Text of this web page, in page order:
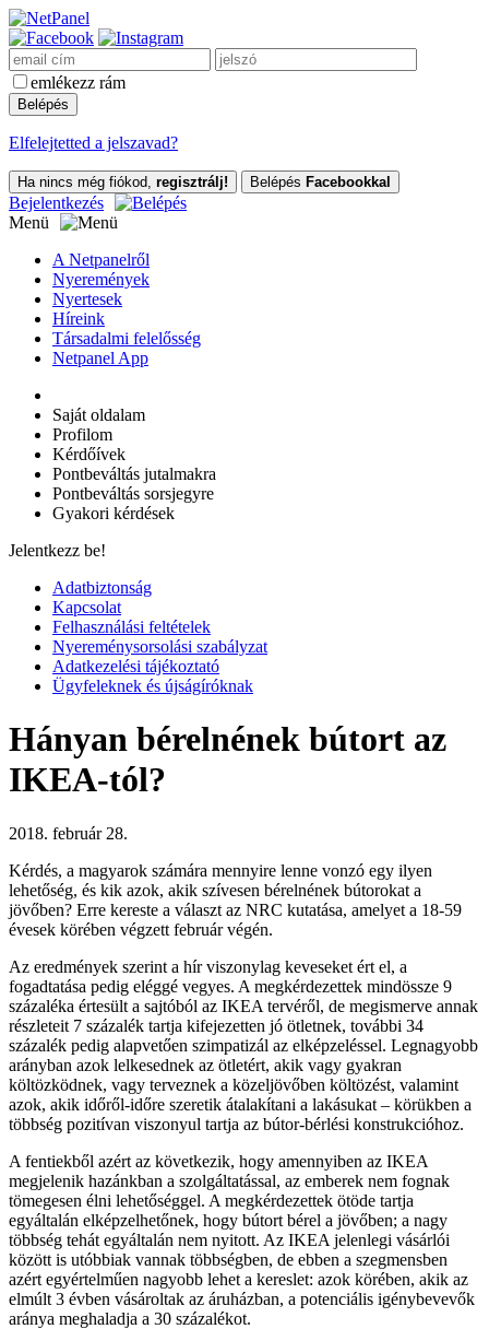
emlékezz rám
Elfelejtetted a jelszavad?
Ha nincs még fiókod, regisztrálj! Belépés Facebookkal
Bejelentkezés
Menü
A Netpanelről
Nyeremények
Nyertesek
Híreink
Társadalmi felelősség
Netpanel App
Saját oldalam
Profilom
Kérdőívek
Pontbeváltás jutalmakra
Pontbeváltás sorsjegyre
Gyakori kérdések
Jelentkezz be!
Adatbiztonság
Kapcsolat
Felhasználási feltételek
Nyereménysorsolási szabályzat
Adatkezelési tájékoztató
Ügyfeleknek és újságíróknak
Hányan bérelnének bútort az
IKEA-tól?
2018. február 28.
Kérdés, a magyarok számára mennyire lenne vonzó egy ilyen
lehetőség, és kik azok, akik szívesen bérelnének bútorokat a
jövőben? Erre kereste a választ az NRC kutatása, amelyet a 18-59
évesek körében végzett február végén.
Az eredmények szerint a hír viszonylag keveseket ért el, a
fogadtatása pedig eléggé vegyes. A megkérdezettek mindössze 9
százaléka értesült a sajtóból az IKEA tervéről, de megismerve annak
részleteit 7 százalék tartja kifejezetten jó ötletnek, további 34
százalék pedig alapvetően szimpatizál az elképzeléssel. Legnagyobb
arányban azok lelkesednek az ötletért, akik vagy gyakran
költözködnek, vagy terveznek a közeljövőben költözést, valamint
azok, akik időről-időre szeretik átalakítani a lakásukat – körükben a
többség pozitívan viszonyul tartja az bútor-bérlési konstrukcióhoz.
A fentiekből azért az következik, hogy amennyiben az IKEA
megjelenik hazánkban a szolgáltatással, az emberek nem fognak
tömegesen élni lehetőséggel. A megkérdezettek ötöde tartja
egyáltalán elképzelhetőnek, hogy bútort bérel a jövőben; a nagy
többség tehát egyáltalán nem nyitott. Az IKEA jelenlegi vásárlói
között is utóbbiak vannak többségben, de ebben a szegmensben
azért egyértelműen nagyobb lehet a kereslet: azok körében, akik az
elmúlt 3 évben vásároltak az áruházban, a potenciális igénybevevők
aránya meghaladja a 30 százalékot.